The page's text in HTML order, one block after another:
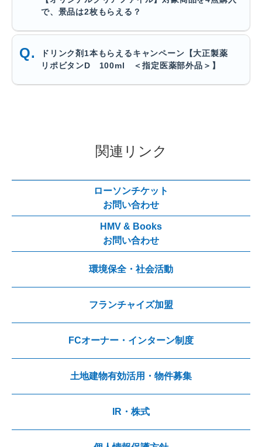
で、景品は2枚もらえる？
ドリンク剤1本もらえるキャンペーン【大正製薬
リポビタンD 100ml ＜指定医薬部外品＞】
関連リンク
ローソンチケット
お問い合わせ
HMV & Books
お問い合わせ
環境保全・社会活動
フランチャイズ加盟
FCオーナー・インターン制度
土地建物有効活用・物件募集
IR・株式